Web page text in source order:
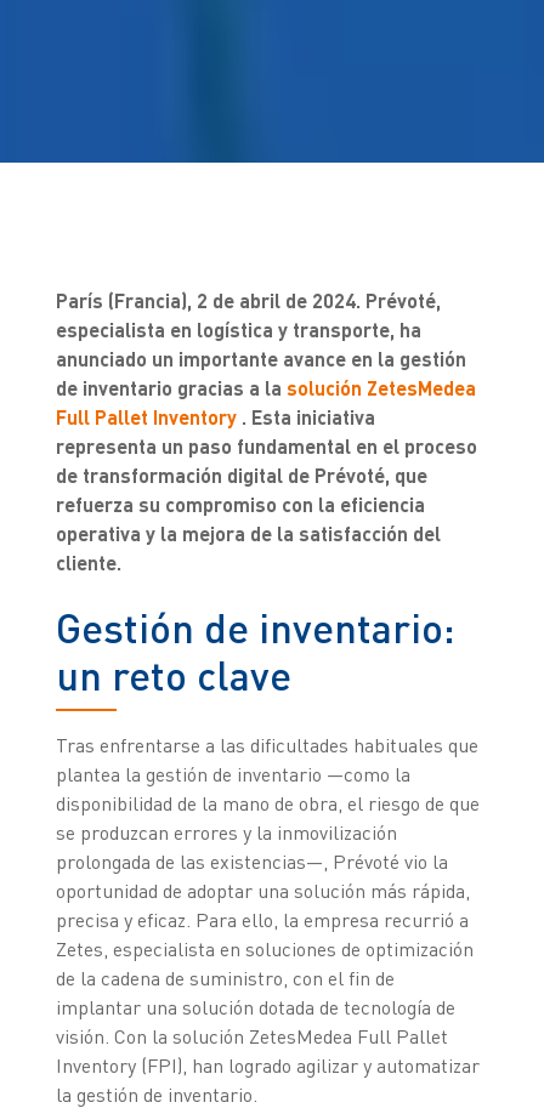
París (Francia), 2 de abril de 2024. Prévoté,
especialista en logística y transporte, ha
anunciado un importante avance en la gestión
de inventario gracias a la solución ZetesMedea
Full Pallet Inventory . Esta iniciativa
representa un paso fundamental en el proceso
de transformación digital de Prévoté, que
refuerza su compromiso con la eficiencia
operativa y la mejora de la satisfacción del
cliente.
Gestión de inventario:
un reto clave
Tras enfrentarse a las dificultades habituales que
plantea la gestión de inventario —como la
disponibilidad de la mano de obra, el riesgo de que
se produzcan errores y la inmovilización
prolongada de las existencias—, Prévoté vio la
oportunidad de adoptar una solución más rápida,
precisa y eficaz. Para ello, la empresa recurrió a
Zetes, especialista en soluciones de optimización
de la cadena de suministro, con el fin de
implantar una solución dotada de tecnología de
visión. Con la solución ZetesMedea Full Pallet
Inventory (FPI), han logrado agilizar y automatizar
la gestión de inventario.